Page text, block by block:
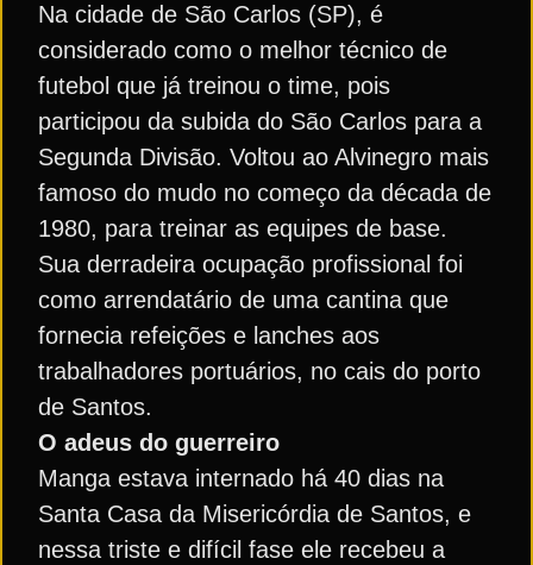
Na cidade de São Carlos (SP), é
considerado como o melhor técnico de
futebol que já treinou o time, pois
participou da subida do São Carlos para a
Segunda Divisão. Voltou ao Alvinegro mais
famoso do mudo no começo da década de
1980, para treinar as equipes de base.
Sua derradeira ocupação profissional foi
como arrendatário de uma cantina que
fornecia refeições e lanches aos
trabalhadores portuários, no cais do porto
de Santos.
O adeus do guerreiro
Manga estava internado há 40 dias na
Santa Casa da Misericórdia de Santos, e
nessa triste e difícil fase ele recebeu a